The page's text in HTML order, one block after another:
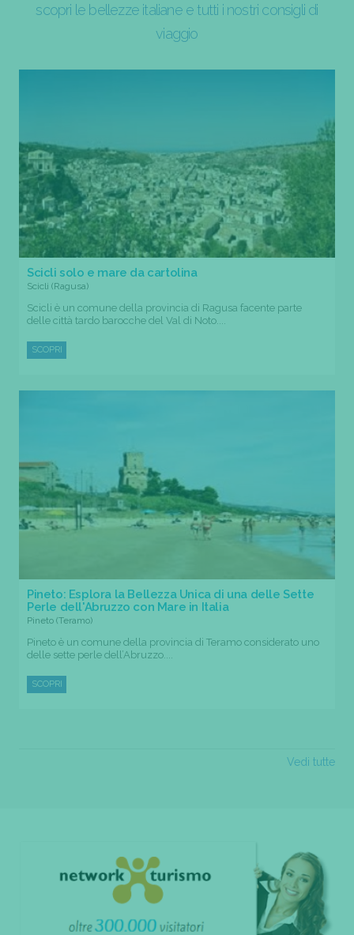
scopri le bellezze italiane e tutti i nostri consigli di
viaggio
Scicli solo e mare da cartolina
Scicli (Ragusa)
Scicli è un comune della provincia di Ragusa facente parte
delle città tardo barocche del Val di Noto....
SCOPRI
Pineto: Esplora la Bellezza Unica di una delle Sette
Perle dell'Abruzzo con Mare in Italia
Pineto (Teramo)
Pineto è un comune della provincia di Teramo considerato uno
delle sette perle dell’Abruzzo....
SCOPRI
Vedi tutte